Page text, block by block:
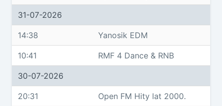
31-07-2026
14:38 Yanosik EDM
10:41 RMF 4 Dance & RNB
30-07-2026
20:31 Open FM Hity lat 2000.